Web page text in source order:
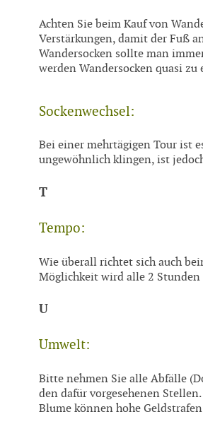
Achten Sie beim Kauf von
Verstärkungen, damit der Fuß
Wandersocken sollte man
werden Wandersocken quasi
Sockenwechsel:
Bei einer mehrtägigen Tour ist
ungewöhnlich klingen, ist
T
Tempo:
Wie überall richtet sich auch
Möglichkeit wird alle 2 Stunden
U
Umwelt:
Bitte nehmen Sie alle Abfälle
den dafür vorgesehenen
Blume können hohe